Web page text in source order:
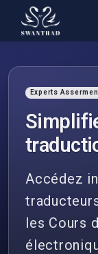
Experts
Accédez
les Cours